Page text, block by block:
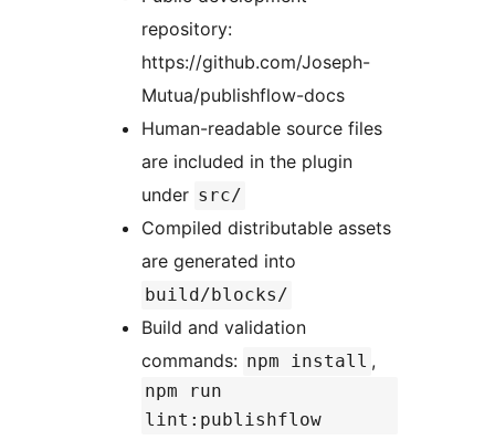
repository:
https://github.com/Joseph-
Mutua/publishflow-docs
Human-readable source files
are included in the plugin
under src/
Compiled distributable assets
are generated into
build/blocks/
Build and validation
commands: npm install ,
npm run
lint:publishflow